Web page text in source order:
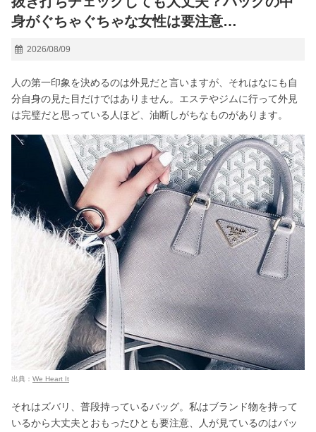
身がぐちゃぐちゃな女性は要注意…
2026/08/09
人の第一印象を決めるのは外見だと言いますが、それはなにも自
分自身の見た目だけではありません。エステやジムに行って外見
は完璧だと思っている人ほど、油断しがちなものがあります。
出典： We Heart It
それはズバリ、普段持っているバッグ。私はブランド物を持って
いるから大丈夫とおもったひとも要注意、人が見ているのはバッ